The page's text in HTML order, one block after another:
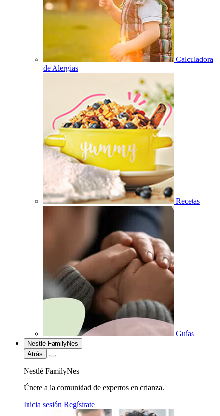
Calculadora
de Alergias
Recetas
Guías
Nestlé FamilyNes
Atrás
Nestlé FamilyNes
Únete a la comunidad de expertos en crianza.
Inicia sesión Regístrate